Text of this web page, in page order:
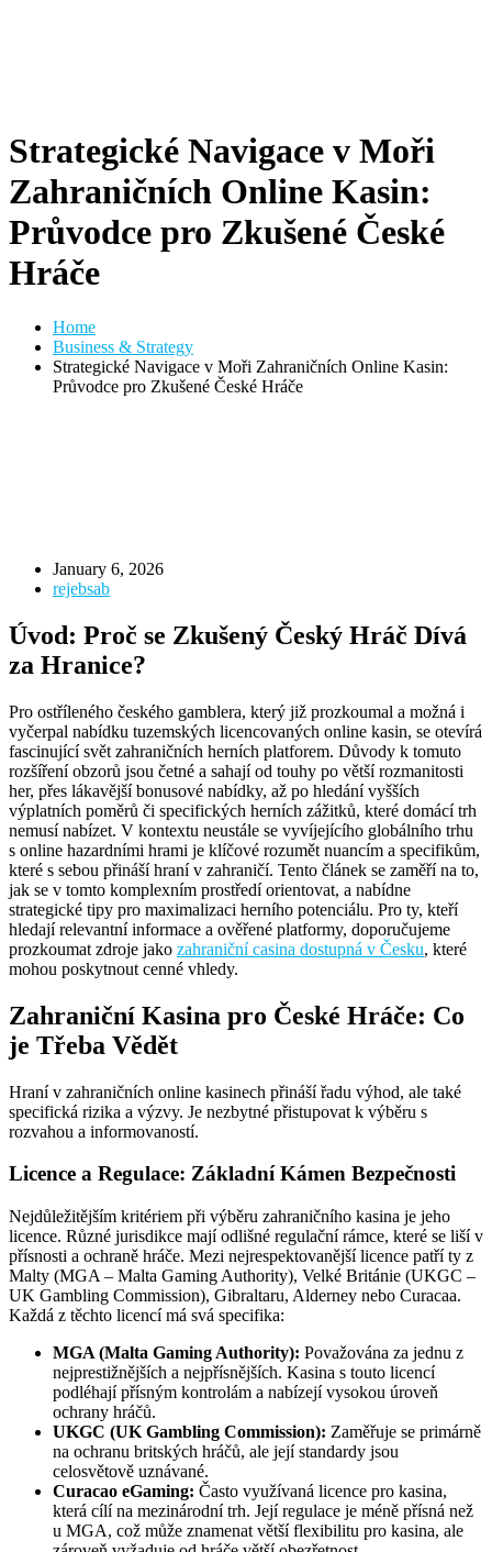
Strategické Navigace v Moři
Zahraničních Online Kasin:
Průvodce pro Zkušené České
Hráče
Home
Business & Strategy
Strategické Navigace v Moři Zahraničních Online Kasin:
Průvodce pro Zkušené České Hráče
January 6, 2026
rejebsab
Úvod: Proč se Zkušený Český Hráč Dívá
za Hranice?
Pro ostříleného českého gamblera, který již prozkoumal a možná i
vyčerpal nabídku tuzemských licencovaných online kasin, se otevírá
fascinující svět zahraničních herních platforem. Důvody k tomuto
rozšíření obzorů jsou četné a sahají od touhy po větší rozmanitosti
her, přes lákavější bonusové nabídky, až po hledání vyšších
výplatních poměrů či specifických herních zážitků, které domácí trh
nemusí nabízet. V kontextu neustále se vyvíjejícího globálního trhu
s online hazardními hrami je klíčové rozumět nuancím a specifikům,
které s sebou přináší hraní v zahraničí. Tento článek se zaměří na to,
jak se v tomto komplexním prostředí orientovat, a nabídne
strategické tipy pro maximalizaci herního potenciálu. Pro ty, kteří
hledají relevantní informace a ověřené platformy, doporučujeme
prozkoumat zdroje jako zahraniční casina dostupná v Česku, které
mohou poskytnout cenné vhledy.
Zahraniční Kasina pro České Hráče: Co
je Třeba Vědět
Hraní v zahraničních online kasinech přináší řadu výhod, ale také
specifická rizika a výzvy. Je nezbytné přistupovat k výběru s
rozvahou a informovaností.
Licence a Regulace: Základní Kámen Bezpečnosti
Nejdůležitějším kritériem při výběru zahraničního kasina je jeho
licence. Různé jurisdikce mají odlišné regulační rámce, které se liší v
přísnosti a ochraně hráče. Mezi nejrespektovanější licence patří ty z
Malty (MGA – Malta Gaming Authority), Velké Británie (UKGC –
UK Gambling Commission), Gibraltaru, Alderney nebo Curacaa.
Každá z těchto licencí má svá specifika:
MGA (Malta Gaming Authority): Považována za jednu z
nejprestižnějších a nejpřísnějších. Kasina s touto licencí
podléhají přísným kontrolám a nabízejí vysokou úroveň
ochrany hráčů.
UKGC (UK Gambling Commission): Zaměřuje se primárně
na ochranu britských hráčů, ale její standardy jsou
celosvětově uznávané.
Curacao eGaming: Často využívaná licence pro kasina,
která cílí na mezinárodní trh. Její regulace je méně přísná než
u MGA, což může znamenat větší flexibilitu pro kasina, ale